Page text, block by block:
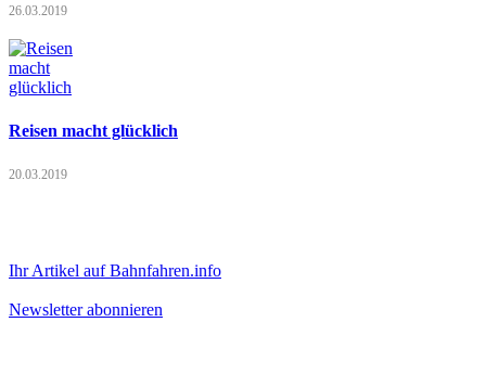
26.03.2019
Reisen macht glücklich
20.03.2019
Ihr Artikel auf Bahnfahren.info
Newsletter abonnieren